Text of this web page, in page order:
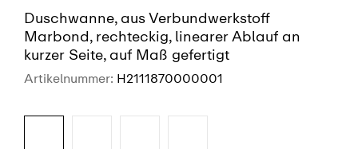
Duschwanne, aus Verbundwerkstoff
Marbond, rechteckig, linearer Ablauf an
kurzer Seite, auf Maß gefertigt
Artikelnummer: H2111870000001